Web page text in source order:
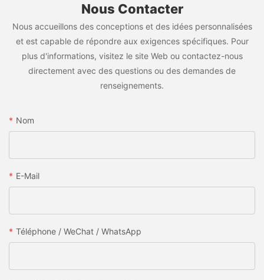
Nous Contacter
Nous accueillons des conceptions et des idées personnalisées
et est capable de répondre aux exigences spécifiques. Pour
plus d'informations, visitez le site Web ou contactez-nous
directement avec des questions ou des demandes de
renseignements.
Nom
E-Mail
Téléphone / WeChat / WhatsApp